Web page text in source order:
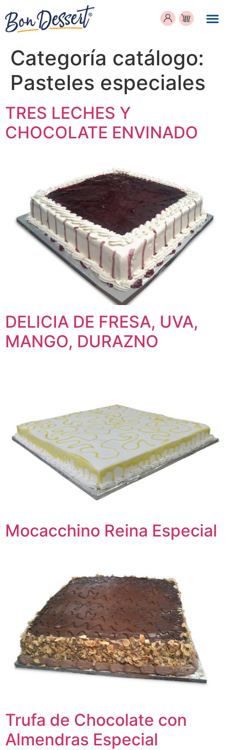
Categoría catálogo:
Pasteles especiales
TRES LECHES Y
CHOCOLATE ENVINADO
DELICIA DE FRESA, UVA,
MANGO, DURAZNO
Mocacchino Reina Especial
Trufa de Chocolate con
Almendras Especial